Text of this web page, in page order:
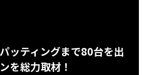
ッティングまで80台を出
を総力取材！